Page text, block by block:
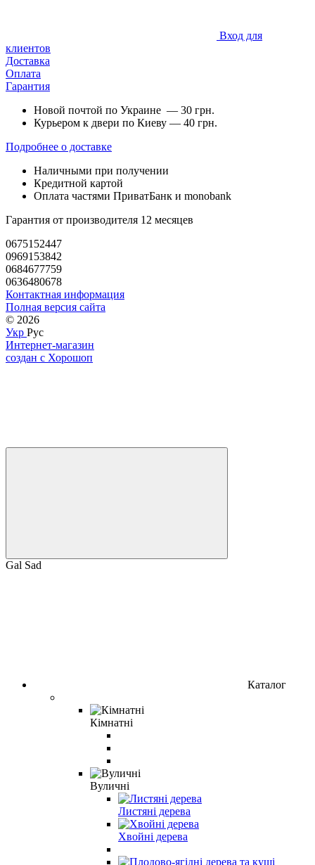
Вход для
клиентов
Доставка
Оплата
Гарантия
Новой почтой по Украине — 30 грн.
Курьером к двери по Киеву — 40 грн.
Подробнее о доставке
Наличными при получении
Кредитной картой
Оплата частями ПриватБанк и monobank
Гарантия от производителя 12 месяцев
0675152447
0969153842
0684677759
0636480678
Контактная информация
Полная версия сайта
© 2026
Укр Рус
Интернет-магазин
создан с Хорошоп
Gal Sad
Каталог
Кімнатні
Вуличні
Листяні дерева
Хвойні дерева